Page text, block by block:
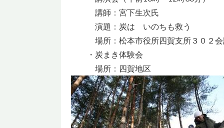
講師：宮下生次氏
演題：炭は いのちも救う
場所：松本市役所四賀支所３０２会
・炭まき体験会
場所：四賀地区